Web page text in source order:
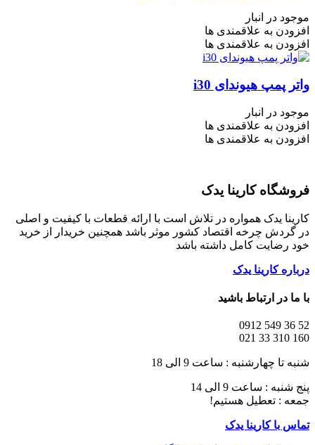
موجود در انبار
افزودن به علاقمندی ها
افزودن به علاقمندی ها
واتر پمپ هیوندای i30
موجود در انبار
افزودن به علاقمندی ها
افزودن به علاقمندی ها
فروشگاه کارینا یدک
کارینا یدک همواره در تلاش است با ارائه قطعات با کیفیت و اصلی
در گردش چرخه اقتصاد کشور موثر باشد همچنین خریدار از خرید
خود رضایت کامل داشته باشد
درباره کارینا یدک
با ما در ارتباط باشید
52 36 549 0912
160 310 33 021
شنبه تا چهارشنبه : ساعت 9 الی 18
پنج شنبه : ساعت 9 الی 14
جمعه : تعطیل هستیم!
تماس با کارینا یدک